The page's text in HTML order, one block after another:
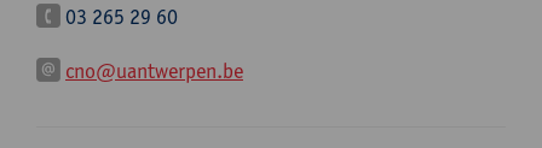
03 265 29 60
cno@uantwerpen.be